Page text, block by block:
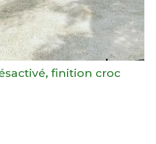
finition croc